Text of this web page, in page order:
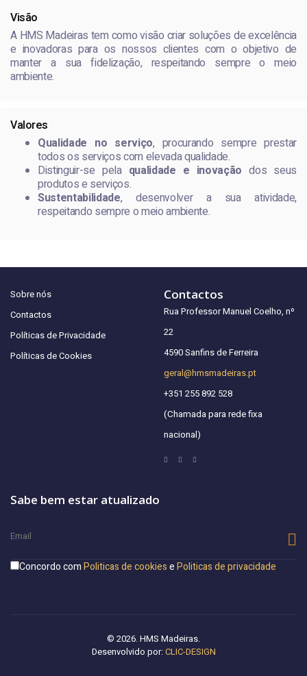
Visão
A HMS Madeiras tem como visão criar soluções de excelência
e inovadoras para os nossos clientes com o objetivo de
manter a sua fidelização, respeitando sempre o meio
ambiente.
Valores
Qualidade no serviço, procurando sempre prestar
todos os serviços com elevada qualidade.
Distinguir-se pela qualidade e inovação dos seus
produtos e serviços.
Sustentabilidade, desenvolver a sua atividade,
respeitando sempre o meio ambiente.
Sobre nós
Contactos
Políticas de Privacidade
Políticas de Cookies
Contactos
Rua Professor Manuel Coelho, nº
22
4590 Sanfins de Ferreira
geral@hmsmadeiras.pt
+351 255 892 528
(Chamada para rede fixa
nacional)
Sabe bem estar atualizado
Concordo comPoliticas de cookiesePoliticas de privacidade
© 2026. HMS Madeiras.
Desenvolvido por:CLIC-DESIGN